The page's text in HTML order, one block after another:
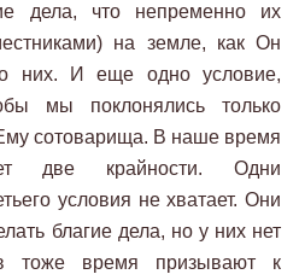
дела, что непременно их
на земле, как Он
них. И еще одно условие,
мы поклонялись только
сотоварища. В наше время
две крайности. Одни
условия не хватает. Они
благие дела, но у них нет
тоже время призывают к